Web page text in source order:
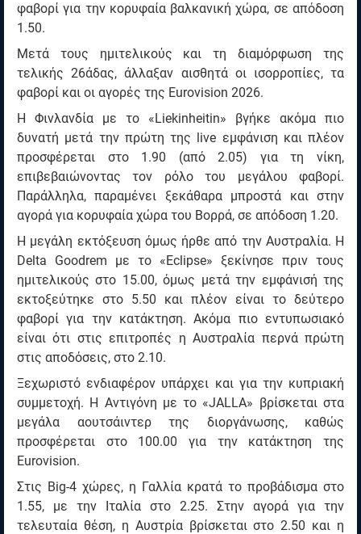
φαβορί για την κορυφαία βαλκανική χώρα, σε απόδοση
1.50.
Μετά τους ημιτελικούς και τη διαμόρφωση της
τελικής 26άδας, άλλαξαν αισθητά οι ισορροπίες, τα
φαβορί και οι αγορές της Eurovision 2026.
Η Φινλανδία με το «Liekinheitin» βγήκε ακόμα πιο
δυνατή μετά την πρώτη της live εμφάνιση και πλέον
προσφέρεται στο 1.90 (από 2.05) για τη νίκη,
επιβεβαιώνοντας τον ρόλο του μεγάλου φαβορί.
Παράλληλα, παραμένει ξεκάθαρα μπροστά και στην
αγορά για κορυφαία χώρα του Βορρά, σε απόδοση 1.20.
Η μεγάλη εκτόξευση όμως ήρθε από την Αυστραλία. Η
Delta Goodrem με το «Eclipse» ξεκίνησε πριν τους
ημιτελικούς στο 15.00, όμως μετά την εμφάνισή της
εκτοξεύτηκε στο 5.50 και πλέον είναι το δεύτερο
φαβορί για την κατάκτηση. Ακόμα πιο εντυπωσιακό
είναι ότι στις επιτροπές η Αυστραλία περνά πρώτη
στις αποδόσεις, στο 2.10.
Ξεχωριστό ενδιαφέρον υπάρχει και για την κυπριακή
συμμετοχή. Η Αντιγόνη με το «JALLA» βρίσκεται στα
μεγάλα αουτσάιντερ της διοργάνωσης, καθώς
προσφέρεται στο 100.00 για την κατάκτηση της
Eurovision.
Στις Big-4 χώρες, η Γαλλία κρατά το προβάδισμα στο
1.55, με την Ιταλία στο 2.25. Στην αγορά για την
τελευταία θέση, η Αυστρία βρίσκεται στο 2.50 και η